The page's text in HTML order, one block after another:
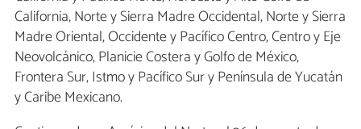
California, Norte y Sierra Madre Occidental, Norte y Sierra
Madre Oriental, Occidente y Pacífico Centro, Centro y Eje
Neovolcánico, Planicie Costera y Golfo de México,
Frontera Sur, Istmo y Pacífico Sur y Península de Yucatán
y Caribe Mexicano.